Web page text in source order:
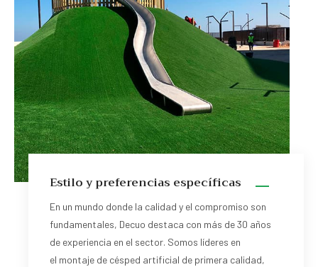
Estilo y preferencias específicas
En un mundo donde la calidad y el compromiso son
fundamentales, Decuo destaca con más de 30 años
de experiencia en el sector. Somos líderes en
el montaje de césped artificial de primera calidad,